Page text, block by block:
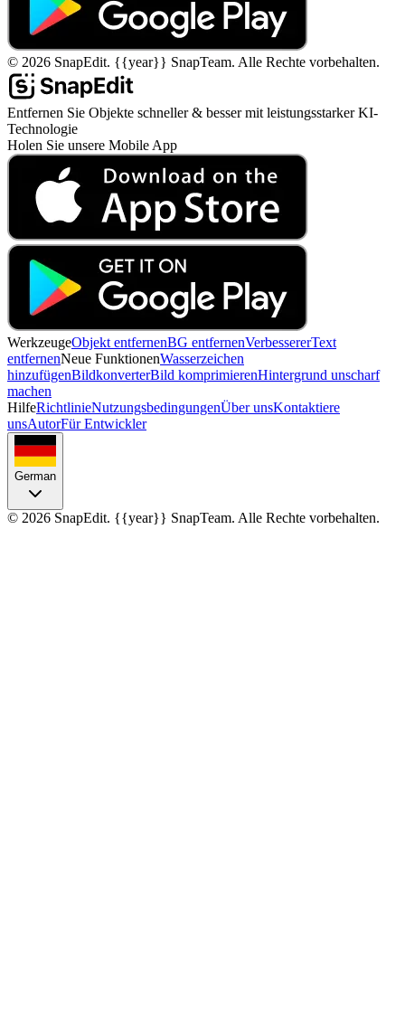
© 2026 SnapEdit. {{year}} SnapTeam. Alle Rechte vorbehalten.
Entfernen Sie Objekte schneller & besser mit leistungsstarker KI-
Technologie
Holen Sie unsere Mobile App
WerkzeugeObjekt entfernenBG entfernenVerbessererText
entfernenNeue FunktionenWasserzeichen
hinzufügenBildkonverterBild komprimierenHintergrund unscharf
machen
HilfeRichtlinieNutzungsbedingungenÜber unsKontaktiere
unsAutorFür Entwickler
German
© 2026 SnapEdit. {{year}} SnapTeam. Alle Rechte vorbehalten.